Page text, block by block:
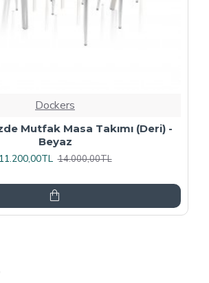
Dockers
Gözde Mutfak Masa Takımı -
Füme
13.600,00TL 17.000,00TL